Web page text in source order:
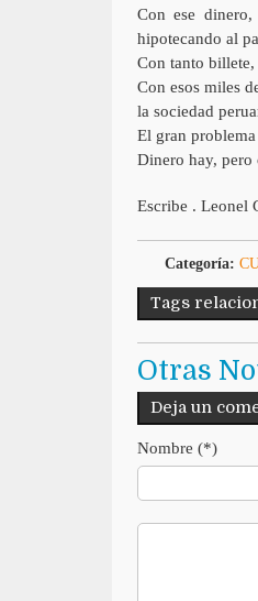
Con ese
hipotecando al
Con tanto billete,
Con esos miles
la sociedad
El gran
Dinero hay, pero
Escribe . Leonel
Categoría:
Tags
Otras
Deja un
Nombre (*)